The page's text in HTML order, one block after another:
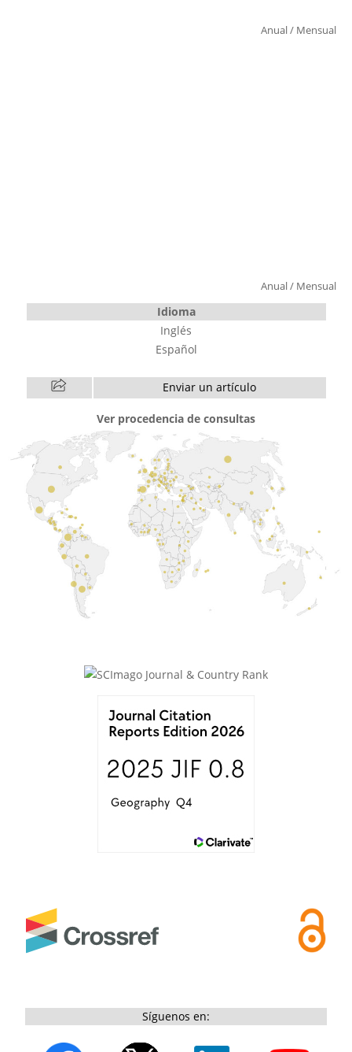
Anual/ Mensual
Anual/ Mensual
Idioma
Inglés
Español
Enviar un artículo
Ver procedencia de consultas
Síguenos en: